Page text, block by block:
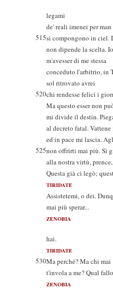
legami
de' reali imenei per
515si compongono in ciel.
non dipende la scelta.
m'avesser di me stessa
conceduto l'arbitrio, in
sol ritrovato avrei
520chi rendesse felici i
Ma questo esser non
mi divide il destin.
al decreto fatal. Vattene
ed in pace mi lascia.
525non offrirti mai più. Sì
alla nostra virtù,
Questa già ci legò;
TIRIDATE
Assistetemi, o dei.
mai più sperar...
ZENOBIA
Che più
hai.
TIRIDATE
530Ma perché? Ma chi mai
t'invola a me? Qual
ZENOBIA